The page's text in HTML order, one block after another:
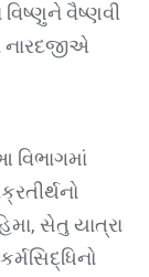
વૈષ્ણવી
નારદજીએ
વિભાગમાં
સેતુ યાત્રા